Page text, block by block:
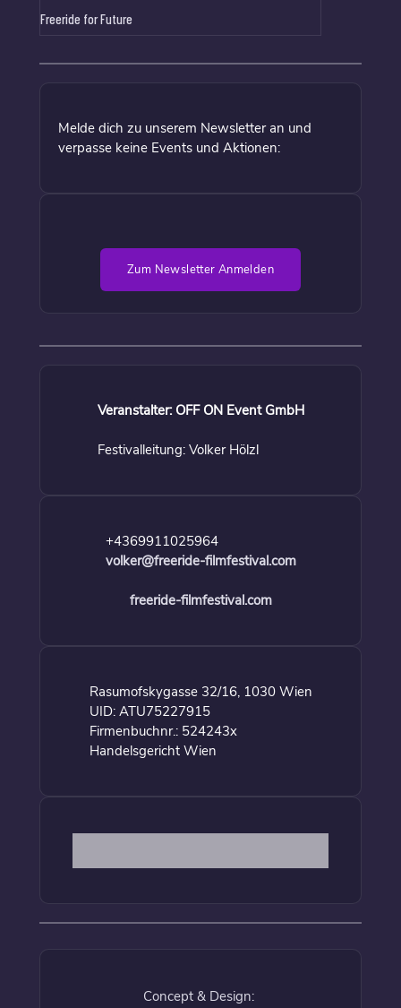
Freeride for Future
Melde dich zu unserem Newsletter an und
verpasse keine Events und Aktionen:
Zum Newsletter Anmelden
Veranstalter: OFF ON Event GmbH
Festivalleitung: Volker Hölzl
+4369911025964
volker@freeride-filmfestival.com
freeride-filmfestival.com
Rasumofskygasse 32/16, 1030 Wien
UID: ATU75227915
Firmenbuchnr.: 524243x
Handelsgericht Wien
Concept & Design: